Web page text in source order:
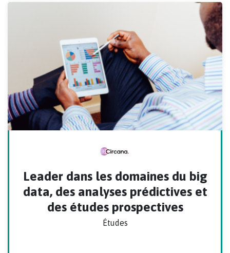
Leader dans les domaines du big
data, des analyses prédictives et
des études prospectives
Études